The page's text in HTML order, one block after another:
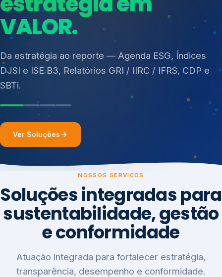
Consultoria, auditoria e treinamentos em ISO 27001,
ISO 27701, ISO 42001, ISO 37001, ISO 9001, ISO
14001, ISO 45001, ONA e PNQ — Gestão de
resíduos sólidos (PGRS/PMGRS).
Mudanças Climáticas
Reputação e Cadeia
Reporte Regulatório
Ver Soluções
NOSSOS SERVIÇOS
Soluções integradas para
sustentabilidade, gestão
e conformidade
Atuação integrada para fortalecer estratégia,
transparência, desempenho e conformidade.